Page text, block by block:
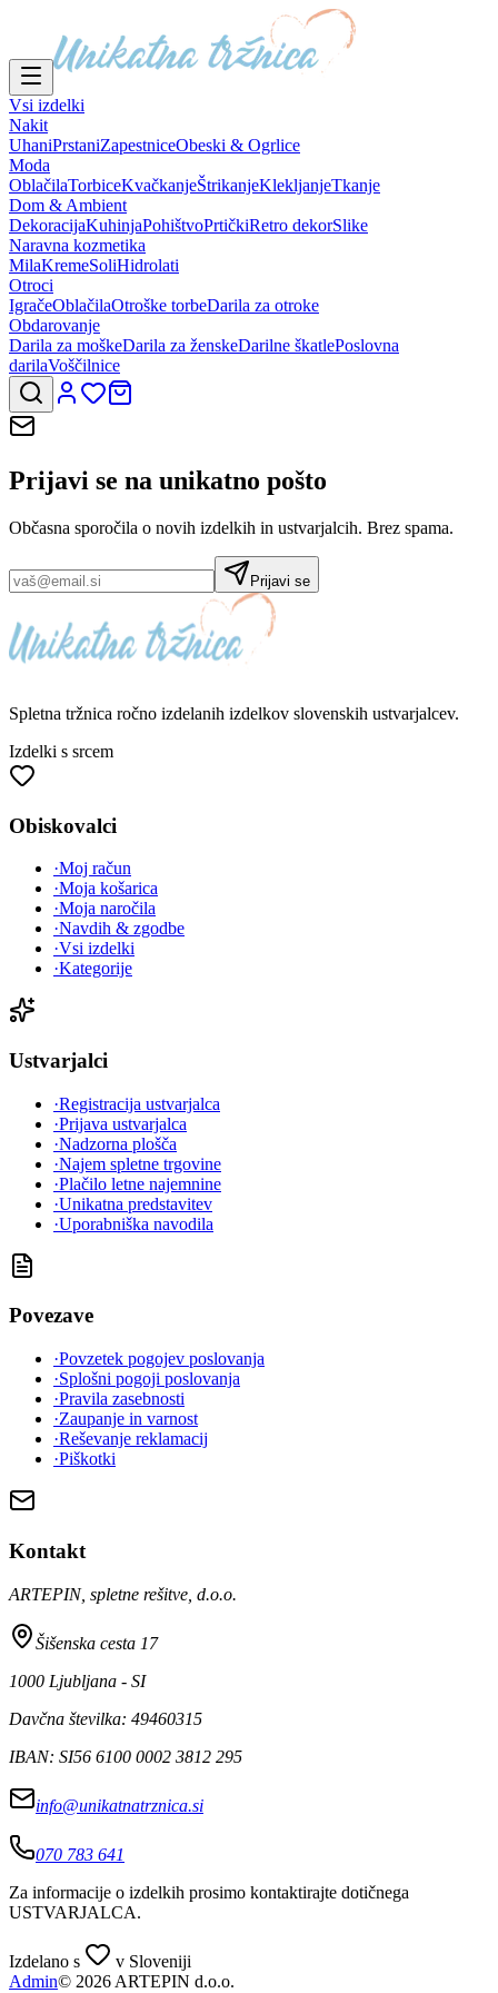
Vsi izdelki
Nakit
UhaniPrstaniZapestniceObeski & Ogrlice
Moda
OblačilaTorbiceKvačkanjeŠtrikanjeKlekljanjeTkanje
Dom & Ambient
DekoracijaKuhinjaPohištvoPrtičkiRetro dekorSlike
Naravna kozmetika
MilaKremeSoliHidrolati
Otroci
IgračeOblačilaOtroške torbeDarila za otroke
Obdarovanje
Darila za moškeDarila za ženskeDarilne škatlePoslovna
darilaVoščilnice
Prijavi se na unikatno pošto
Občasna sporočila o novih izdelkih in ustvarjalcih. Brez spama.
Prijavi se
Spletna tržnica ročno izdelanih izdelkov slovenskih ustvarjalcev.
Izdelki s srcem
Obiskovalci
·Moj račun
·Moja košarica
·Moja naročila
·Navdih & zgodbe
·Vsi izdelki
·Kategorije
Ustvarjalci
·Registracija ustvarjalca
·Prijava ustvarjalca
·Nadzorna plošča
·Najem spletne trgovine
·Plačilo letne najemnine
·Unikatna predstavitev
·Uporabniška navodila
Povezave
·Povzetek pogojev poslovanja
·Splošni pogoji poslovanja
·Pravila zasebnosti
·Zaupanje in varnost
·Reševanje reklamacij
·Piškotki
Kontakt
ARTEPIN, spletne rešitve, d.o.o.
Šišenska cesta 17
1000 Ljubljana - SI
Davčna številka: 49460315
IBAN: SI56 6100 0002 3812 295
info@unikatnatrznica.si
070 783 641
Za informacije o izdelkih prosimo kontaktirajte dotičnega
USTVARJALCA.
Izdelano s
v Sloveniji
Admin© 2026 ARTEPIN d.o.o.